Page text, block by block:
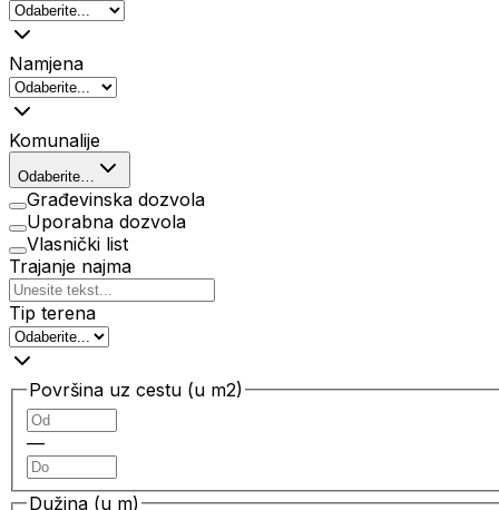
Namjena
Komunalije
Odaberite…
Građevinska dozvola
Uporabna dozvola
Vlasnički list
Trajanje najma
Tip terena
Površina uz cestu (u m2)
—
Dužina (u m)